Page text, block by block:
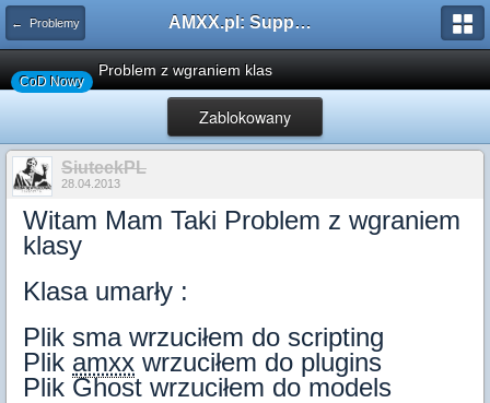
← Problemy AMXX.pl: Support AMX Mod X i SourceMod
CoD Nowy
Problem z wgraniem klas
Zablokowany
SiuteekPL
28.04.2013
Witam Mam Taki Problem z wgraniem
klasy
Klasa umarły :
Plik sma wrzuciłem do scripting
Plik amxx wrzuciłem do plugins
Plik Ghost wrzuciłem do models